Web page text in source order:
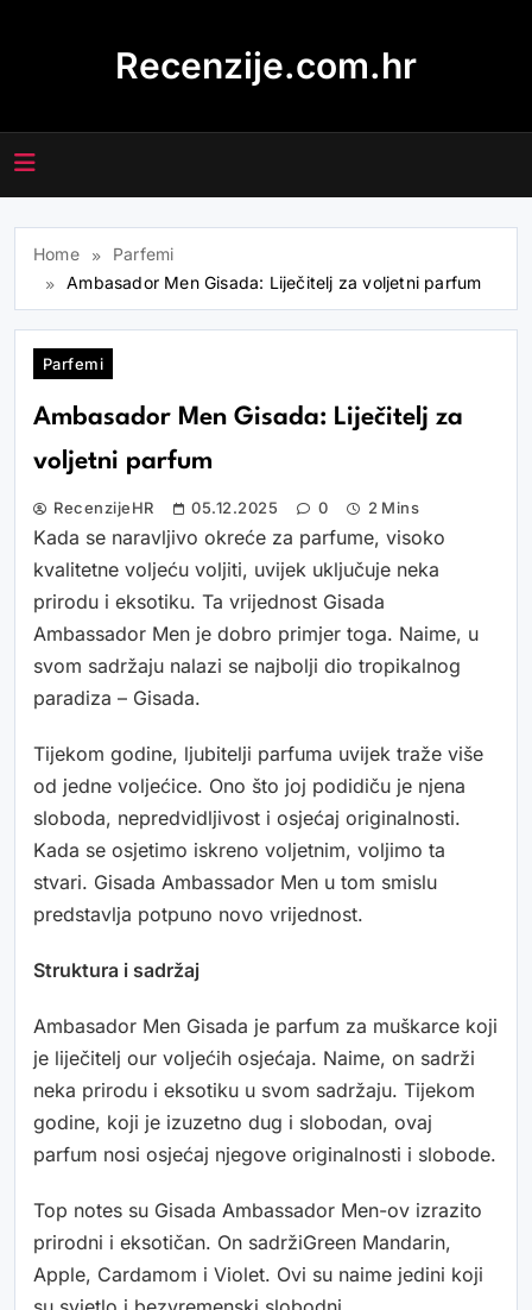
Recenzije.com.hr
Home
Parfemi
Ambasador Men Gisada: Liječitelj za voljetni parfum
Parfemi
Ambasador Men Gisada: Liječitelj za
voljetni parfum
RecenzijeHR 05.12.2025 0 2 Mins
Kada se naravljivo okreće za parfume, visoko
kvalitetne voljeću voljiti, uvijek uključuje neka
prirodu i eksotiku. Ta vrijednost Gisada
Ambassador Men je dobro primjer toga. Naime, u
svom sadržaju nalazi se najbolji dio tropikalnog
paradiza – Gisada.
Tijekom godine, ljubitelji parfuma uvijek traže više
od jedne voljećice. Ono što joj podidiču je njena
sloboda, nepredvidljivost i osjećaj originalnosti.
Kada se osjetimo iskreno voljetnim, voljimo ta
stvari. Gisada Ambassador Men u tom smislu
predstavlja potpuno novo vrijednost.
Struktura i sadržaj
Ambasador Men Gisada je parfum za muškarce koji
je liječitelj our voljećih osjećaja. Naime, on sadrži
neka prirodu i eksotiku u svom sadržaju. Tijekom
godine, koji je izuzetno dug i slobodan, ovaj
parfum nosi osjećaj njegove originalnosti i slobode.
Top notes su Gisada Ambassador Men-ov izrazito
prirodni i eksotičan. On sadržiGreen Mandarin,
Apple, Cardamom i Violet. Ovi su naime jedini koji